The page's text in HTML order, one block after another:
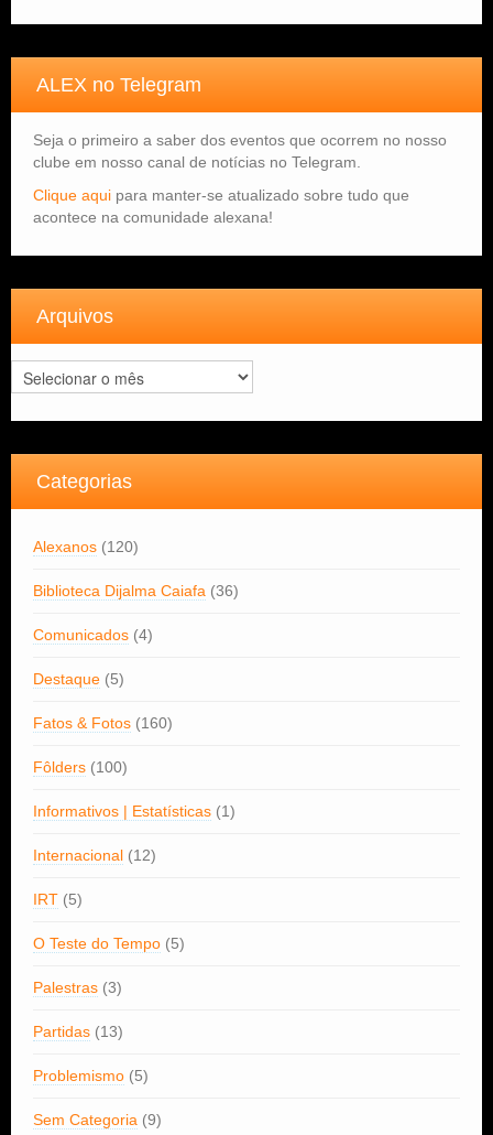
ALEX no Telegram
Seja o primeiro a saber dos eventos que ocorrem no nosso
clube em nosso canal de notícias no Telegram.
Clique aqui para manter-se atualizado sobre tudo que
acontece na comunidade alexana!
Arquivos
Arquivos
Categorias
Alexanos (120)
Biblioteca Dijalma Caiafa (36)
Comunicados (4)
Destaque (5)
Fatos & Fotos (160)
Fôlders (100)
Informativos | Estatísticas (1)
Internacional (12)
IRT (5)
O Teste do Tempo (5)
Palestras (3)
Partidas (13)
Problemismo (5)
Sem Categoria (9)